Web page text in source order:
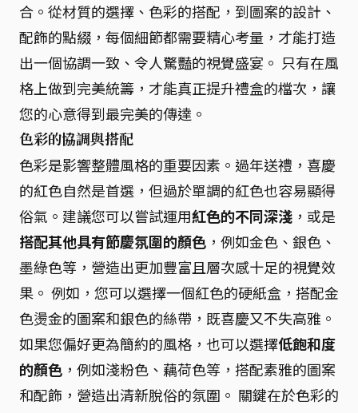
合。從材質的選擇、色彩的搭配，到圖案的設計、
配飾的點綴，每個細節都需要精心考量，才能打造
出一個協調一致、令人驚豔的視覺盛宴。 只有在風
格上做到完美統籌，才能真正提升禮盒的檔次，讓
您的心意得到最完美的傳達。
色彩的協調與搭配
色彩是影響整體風格的重要因素。過年送禮，喜慶
的紅色自然是首選，但過於單調的紅色也容易顯得
俗氣。建議您可以嘗試運用紅色的不同深淺 ，或是
搭配其他具有節慶氛圍的顏色 ，例如金色、銀色、
墨綠色等，營造出更加豐富且層次感十足的視覺效
果。 例如，您可以選擇一個紅色的硬紙盒，搭配金
色燙金的圖案和銀色的絲帶，既喜慶又不失高雅。
如果您偏好更為簡約的風格，也可以選擇低飽和度
的顏色 ，例如淺粉色、藕荷色等，搭配素雅的圖案
和配飾，營造出清新脫俗的氛圍。 關鍵在於色彩的